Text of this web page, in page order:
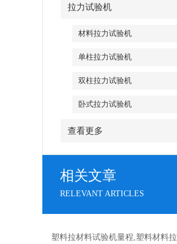
拉力试验机
材料拉力试验机
单柱拉力试验机
双柱拉力试验机
卧式拉力试验机
查看更多
相关文章
RELEVANT ARTICLES
塑料拉材料试验机量程,塑料材料拉